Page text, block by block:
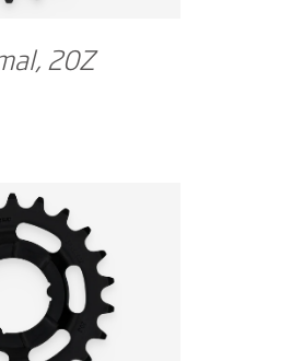
20Z